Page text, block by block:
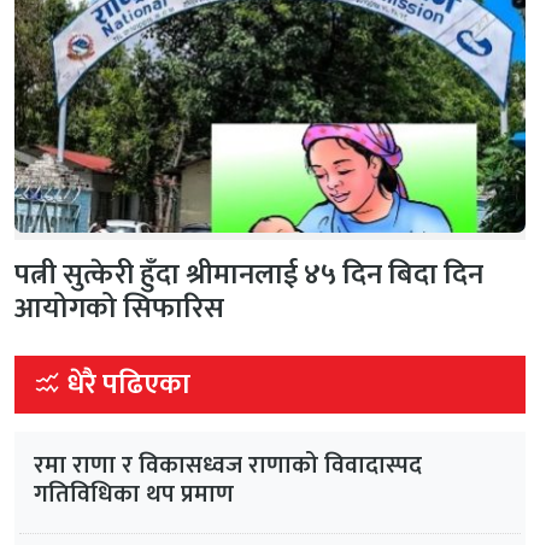
पत्नी सुत्केरी हुँदा श्रीमानलाई ४५ दिन बिदा दिन
आयोगको सिफारिस
धेरै पढिएका
रमा राणा र विकासध्वज राणाको विवादास्पद
गतिविधिका थप प्रमाण